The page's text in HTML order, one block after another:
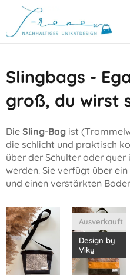
Slingbags -
groß, du wirst
Die Sling-Bag ist
die schlicht und praktisch
über der Schulter oder
werden. Sie verfügt über
und einen verstärkten
Ausverkauft
Design by
Viky